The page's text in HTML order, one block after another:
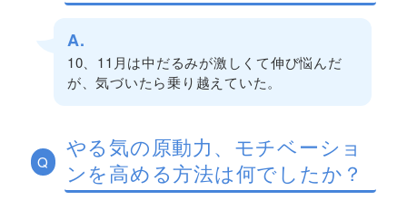
A.
10、11月は中だるみが激しくて伸び悩んだ
が、気づいたら乗り越えていた。
Q
やる気の原動力、モチベーショ
ンを高める方法は何でしたか？